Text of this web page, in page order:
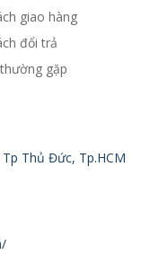
giao hàng
đổi trả
gặp
Thủ Đức, Tp.HCM